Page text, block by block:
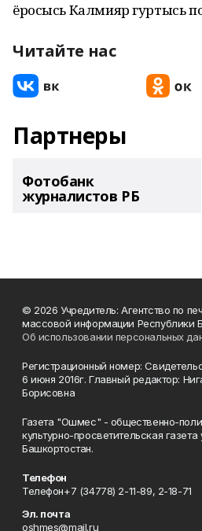
ёросысь Калмияр гуртысь
Читайте нас
Партнеры
Фотобанк
журналистов РБ
© 2026 Учредитель: Агентство по
массовой информации Республики
Об использовании персональных
Регистрационный номер:
6 июня 2016г. Главный редактор:
Борисовна
Газета "Ошмес" - общественно-
культурно-просветительская
Башкортостан.
Телефон
Телефон+7 (34778) 2-11-89, 2-18-71
Эл. почта
oshmes@mail.ru